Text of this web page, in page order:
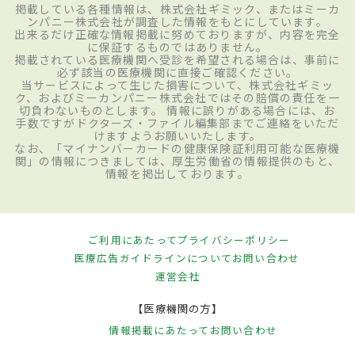
掲載している各種情報は、株式会社ギミック、またはミーカ
ンパニー株式会社が調査した情報をもとにしています。
出来るだけ正確な情報掲載に努めておりますが、内容を完全
に保証するものではありません。
掲載されている医療機関へ受診を希望される場合は、事前に
必ず該当の医療機関に直接ご確認ください。
当サービスによって生じた損害について、株式会社ギミッ
ク、およびミーカンパニー株式会社ではその賠償の責任を一
切負わないものとします。 情報に誤りがある場合には、お
手数ですがドクターズ・ファイル編集部までご連絡をいただ
けますようお願いいたします。
なお、「マイナンバーカードの健康保険証利用可能な医療機
関」の情報につきましては、厚生労働省の情報提供のもと、
情報を掲出しております。
ご利用にあたってプライバシーポリシー
医療広告ガイドラインについてお問い合わせ
運営会社
【医療機関の方】
情報掲載にあたって お問い合わせ